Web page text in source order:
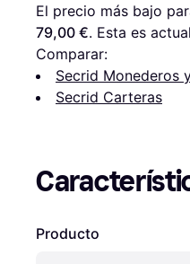
El precio más bajo
79,00 €. Esta es
Comparar:
Secrid Monederos
Secrid Carteras
Producto